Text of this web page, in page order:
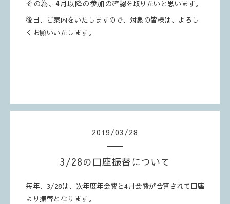
その為、4月以降の参加の確認を取りたいと思います。
後日、ご案内をいたしますので、対象の皆様は、よろし
くお願いいたします。
2019/03 /28
3/28の口座振替について
毎年、3/28は、次年度年会費と4月会費が合算されて口座
より振替となります。